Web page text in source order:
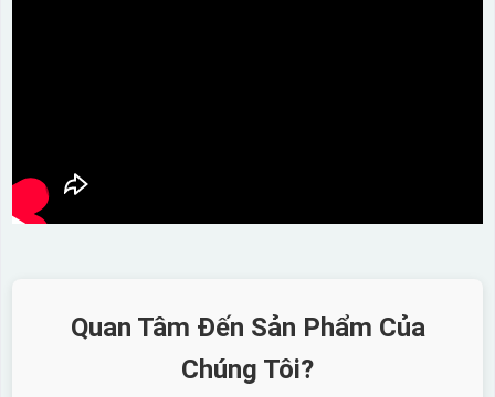
Quan Tâm Đến Sản Phẩm Của
Chúng Tôi?